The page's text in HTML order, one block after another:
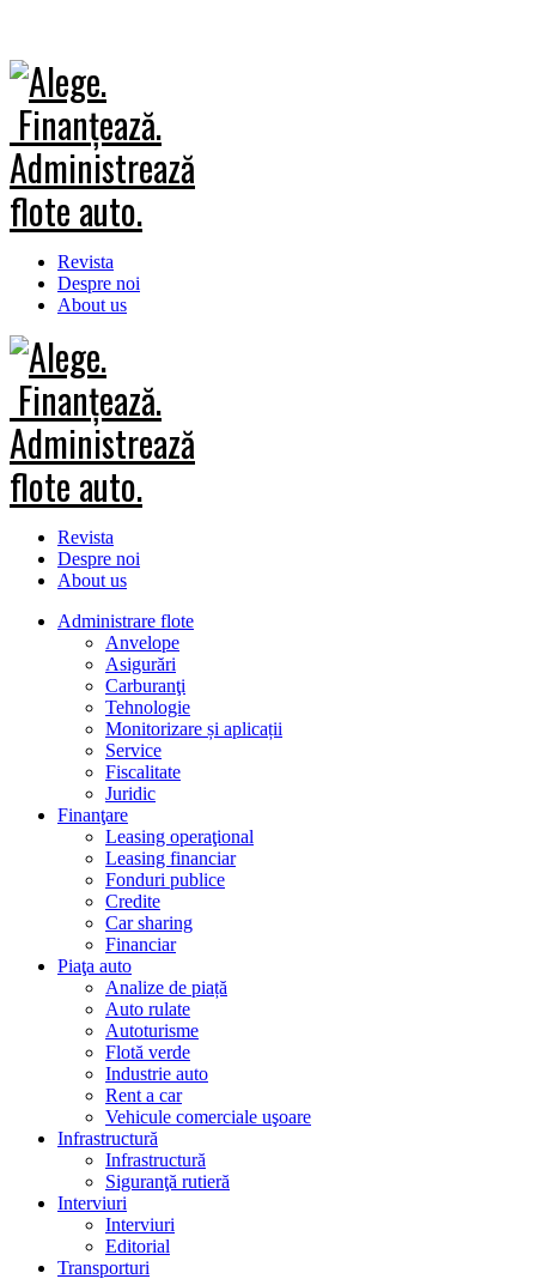
Revista
Despre noi
About us
Revista
Despre noi
About us
Administrare flote
Anvelope
Asigurări
Carburanţi
Tehnologie
Monitorizare și aplicații
Service
Fiscalitate
Juridic
Finanţare
Leasing operaţional
Leasing financiar
Fonduri publice
Credite
Car sharing
Financiar
Piaţa auto
Analize de piață
Auto rulate
Autoturisme
Flotă verde
Industrie auto
Rent a car
Vehicule comerciale uşoare
Infrastructură
Infrastructură
Siguranţă rutieră
Interviuri
Interviuri
Editorial
Transporturi